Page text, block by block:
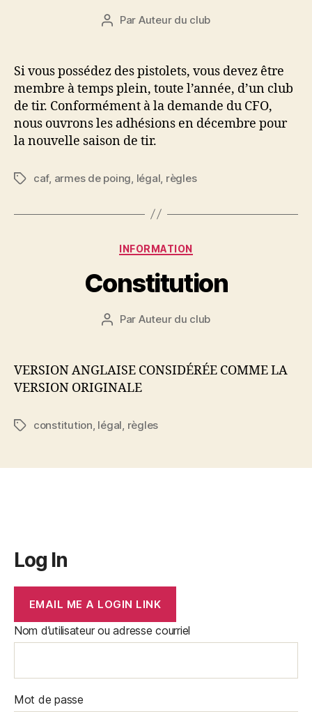
Auteur
Par Auteur du club
Si vous possédez des pistolets, vous devez être
membre à temps plein, toute l’année, d’un club
de tir. Conformément à la demande du CFO,
nous ouvrons les adhésions en décembre pour
la nouvelle saison de tir.
Étiquettes
caf, armes de poing légal règles
Catégories
INFORMATION
Constitution
Auteur
Par Auteur du club
VERSION ANGLAISE CONSIDÉRÉE COMME LA
VERSION ORIGINALE
Étiquettes
constitution, légal, règles
Log In
EMAIL ME A LOGIN LINK
Nom d’utilisateur ou adresse courriel
Mot de passe